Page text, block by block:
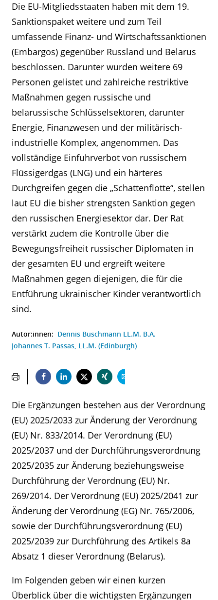
Die EU-Mitgliedsstaaten haben mit dem 19.
Sanktionspaket weitere und zum Teil
umfassende Finanz- und Wirtschaftssanktionen
(Embargos) gegenüber Russland und Belarus
beschlossen. Darunter wurden weitere 69
Personen gelistet und zahlreiche restriktive
Maßnahmen gegen russische und
belarussische Schlüsselsektoren, darunter
Energie, Finanzwesen und der militärisch-
industrielle Komplex, angenommen. Das
vollständige Einfuhrverbot von russischem
Flüssigerdgas (LNG) und ein härteres
Durchgreifen gegen die „Schattenflotte“, stellen
laut EU die bisher strengsten Sanktion gegen
den russischen Energiesektor dar. Der Rat
verstärkt zudem die Kontrolle über die
Bewegungsfreiheit russischer Diplomaten in
der gesamten EU und ergreift weitere
Maßnahmen gegen diejenigen, die für die
Entführung ukrainischer Kinder verantwortlich
sind.
Autor:innen: Dennis Buschmann LL.M. B.A.
Johannes T. Passas, LL.M. (Edinburgh)
Die Ergänzungen bestehen aus der Verordnung
(EU) 2025/2033 zur Änderung der Verordnung
(EU) Nr. 833/2014. Der Verordnung (EU)
2025/2037 und der Durchführungsverordnung
2025/2035 zur Änderung beziehungsweise
Durchführung der Verordnung (EU) Nr.
269/2014. Der Verordnung (EU) 2025/2041 zur
Änderung der Verordnung (EG) Nr. 765/2006,
sowie der Durchführungsverordnung (EU)
2025/2039 zur Durchführung des Artikels 8a
Absatz 1 dieser Verordnung (Belarus).
Im Folgenden geben wir einen kurzen
Überblick über die wichtigsten Ergänzungen